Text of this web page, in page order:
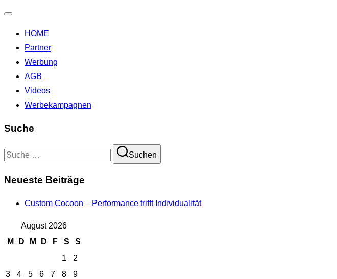
umschalten
HOME
Partner
Werbung
AGB
Videos
Werbekampagnen
Suche
Suchen
Suchen
Neueste Beiträge
Custom Cocoon – Performance trifft Individualität
August 2026
M
D M D F S
S
1
2
3
4 5 6 7 8
9